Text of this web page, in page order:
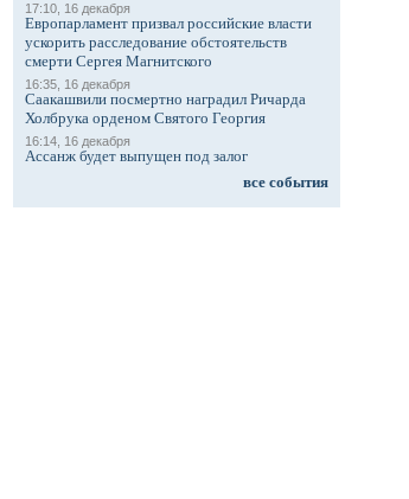
17:10, 16 декабря
Европарламент призвал российские власти
ускорить расследование обстоятельств
смерти Сергея Магнитского
16:35, 16 декабря
Саакашвили посмертно наградил Ричарда
Холбрука орденом Святого Георгия
16:14, 16 декабря
Ассанж будет выпущен под залог
все события